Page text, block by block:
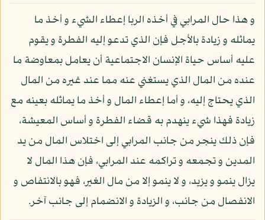
و هذا حال المرابي في أخذه الربا إعطاء الشيء و أخذ ما
يماثله و زيادة بالأجل فإن الذي تدعو إليه الفطرة و يقوم
عليه أساس حياة الإنسان الاجتماعية أن يعامل بمعاوضة ما
عنده من المال الذي يستغني عنه مما عند غيره من المال
الذي يحتاج إليه، و أما إعطاء المال و أخذ ما يماثله بعينه مع
زيادة فهذا شيء ينهدم به قضاء الفطرة و أساس المعيشة،
فإن ذلك ينجر من جانب المرابي إلى اختلاس المال من يد
المدين و تجمعه و تراكمه عند المرابي، فإن هذا المال لا
يزال ينمو و يزيد، و لا ينمو إلا من مال الغير، فهو بالانتفاص و
الانفصال من جانب، و الزيادة و الانضمام إلى جانب آخر.